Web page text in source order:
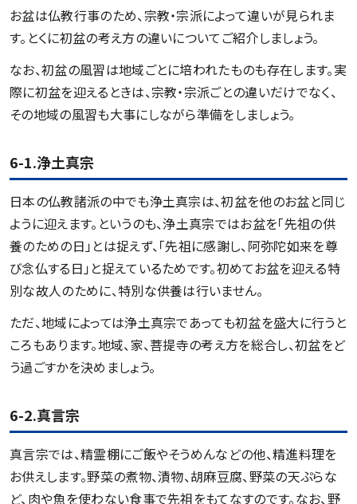
お盆は仏教行事のため、宗教・宗派によって違いが見られま
す。とくに初盆の考え方の違いについてご紹介しましょう。
なお、初盆の風習は地域ごとに培われたものも存在します。実
際に初盆を迎えるときは、宗教・宗派ごとの違いだけでなく、
その地域の風習も大事にしながら準備をしましょう。
6-1.浄土真宗
日本の仏教諸派の中でも浄土真宗は、初盆を他のお盆と同じ
ように迎えます。というのも、浄土真宗ではお盆を「先祖の供
養のための日」とは捉えず、「先祖に感謝し、阿弥陀如来を尊
び念仏する日」と捉えているためです。初めてお盆を迎える特
別な故人のために、特別な供養は行いません。
ただ、地域によっては浄土真宗であっても初盆を盛大に行うと
ころもあります。地域、家、菩提寺の考え方を総合し、初盆をど
う過ごすかを決めましょう。
6-2.真言宗
真言宗では、精霊棚にご飯やそうめんなどの他、精進料理を
お供えします。野菜の煮物、漬物、胡麻豆腐、野菜の天ぷらな
ど、肉や魚を使わない食事で先祖をもてなすのです。なお、野